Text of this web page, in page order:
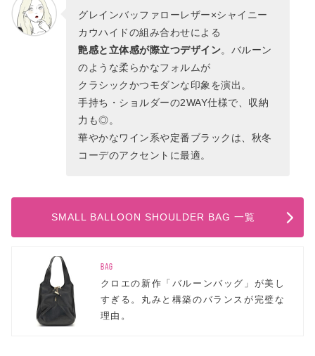
グレインバッファローレザー×シャイニー
カウハイドの組み合わせによる
艶感と立体感が際立つデザイン。バルーン
のような柔らかなフォルムが
クラシックかつモダンな印象を演出。
手持ち・ショルダーの2WAY仕様で、収納
力も◎。
華やかなワイン系や定番ブラックは、秋冬
コーデのアクセントに最適。
SMALL BALLOON SHOULDER BAG 一覧
BAG
クロエの新作「バルーンバッグ」が美し
すぎる。丸みと構築のバランスが完璧な
理由。